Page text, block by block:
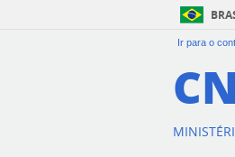
Ir para o